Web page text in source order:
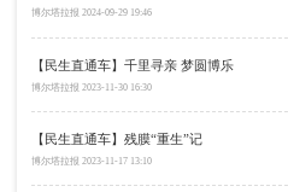
博尔塔拉报2024-09-29 19:46
【民生直通车】千里寻亲 梦圆博乐
博尔塔拉报2023-11-30 16:30
【民生直通车】残膜“重生”记
博尔塔拉报2023-11-17 13:10